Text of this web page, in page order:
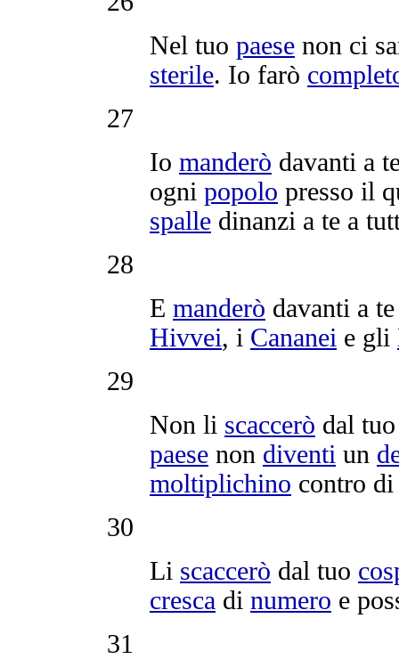
Nel tuo paese non ci
sterile. Io farò
27
Io manderò davanti a
ogni popolo presso il
spalle dinanzi a te a
28
E manderò davanti a
Hivvei, i Cananei e gli
29
Non li scaccerò dal
paese non diventi un
moltiplichino contro di
30
Li scaccerò dal tuo
cresca di numero e
31